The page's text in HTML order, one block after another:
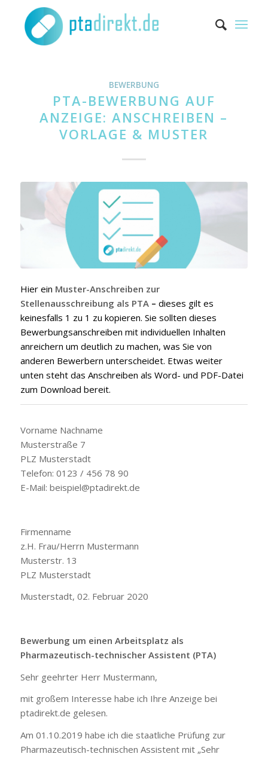
BEWERBUNG
PTA-BEWERBUNG AUF
ANZEIGE: ANSCHREIBEN –
VORLAGE & MUSTER
Hier ein Muster-Anschreiben zur
Stellenausschreibung als PTA – dieses gilt es
keinesfalls 1 zu 1 zu kopieren. Sie sollten dieses
Bewerbungsanschreiben mit individuellen Inhalten
anreichern um deutlich zu machen, was Sie von
anderen Bewerbern unterscheidet. Etwas weiter
unten steht das Anschreiben als Word- und PDF-Datei
zum Download bereit.
Vorname Nachname
Musterstraße 7
PLZ Musterstadt
Telefon: 0123 / 456 78 90
E-Mail: beispiel@ptadirekt.de
Firmenname
z.H. Frau/Herrn Mustermann
Musterstr. 13
PLZ Musterstadt
Musterstadt, 02. Februar 2020
Bewerbung um einen Arbeitsplatz als
Pharmazeutisch-technischer Assistent (PTA)
Sehr geehrter Herr Mustermann,
mit großem Interesse habe ich Ihre Anzeige bei
ptadirekt.de gelesen.
Am 01.10.2019 habe ich die staatliche Prüfung zur
Pharmazeutisch-technischen Assistent mit „Sehr